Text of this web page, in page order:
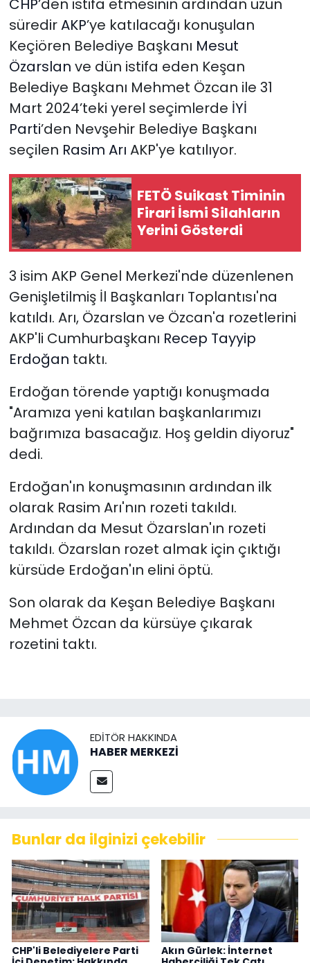
CHP’den istifa etmesinin ardından uzun
süredirAKP’ye katılacağı konuşulan
Keçiören Belediye Başkanı Mesut
Özarslan ve dün istifa eden Keşan
Belediye Başkanı Mehmet Özcan ile 31
Mart 2024’teki yerel seçimlerde İYİ
Parti’den Nevşehir Belediye Başkanı
seçilen Rasim Arı AKP'ye katılıyor.
FETÖ Suikast Timinin
Firari İsmi Silahların
Yerini Gösterdi
3 isim AKP Genel Merkezi'nde düzenlenen
Genişletilmiş İl Başkanları Toplantısı'na
katıldı. Arı, Özarslan ve Özcan'a rozetlerini
AKP'li Cumhurbaşkanı Recep Tayyip
Erdoğan taktı.
Erdoğan törende yaptığı konuşmada
"Aramıza yeni katılan başkanlarımızı
bağrımıza basacağız. Hoş geldin diyoruz"
dedi.
Erdoğan'ın konuşmasının ardından ilk
olarak Rasim Arı'nın rozeti takıldı.
Ardından da Mesut Özarslan'ın rozeti
takıldı. Özarslan rozet almak için çıktığı
kürsüde Erdoğan'ın elini öptü.
Son olarak da Keşan Belediye Başkanı
Mehmet Özcan da kürsüye çıkarak
rozetini taktı.
EDITÖR HAKKINDA
HABER MERKEZİ
Bunlar da ilginizi çekebilir
CHP'li Belediyelere Parti
Akın Gürlek: İnternet